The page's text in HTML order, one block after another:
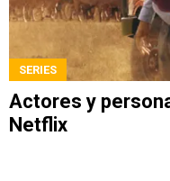
SERIES
Actores y
Netflix